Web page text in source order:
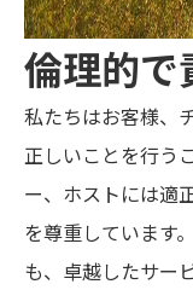
倫理的で
私たちはお客様、
正しいことを行う
ー、ホストには適
を尊重しています
も、卓越したサー